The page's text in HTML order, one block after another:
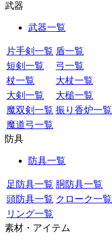
武器
武器一覧
片手剣一覧 盾一覧
短剣一覧
弓一覧
杖一覧
大杖一覧
大剣一覧
大槌一覧
魔双剣一覧 振り香炉一覧
魔道弓一覧
防具
防具一覧
足防具一覧 胴防具一覧
頭防具一覧 クローク一覧
リング一覧
素材・アイテム